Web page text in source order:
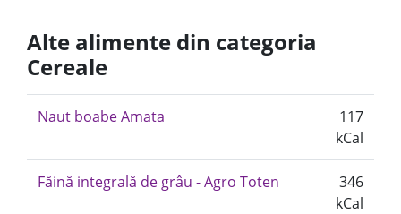
Alte alimente din categoria
Cereale
Naut boabe Amata
117
kCal
Făină integrală de grâu - Agro Toten
346
kCal